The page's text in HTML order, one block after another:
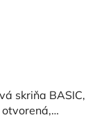
skriňa BASIC,
otvorená,